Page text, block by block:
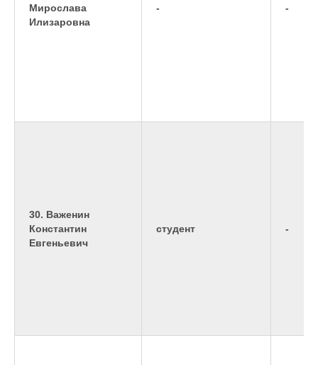
Мирослава
Илизаровна
- -
30. Важенин
Константин
Евгеньевич
студент -